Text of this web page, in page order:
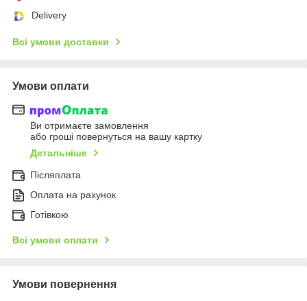
Delivery
Всі умови доставки
Умови оплати
Ви отримаєте замовлення
або гроші повернуться на вашу картку
Детальніше
Післяплата
Оплата на рахунок
Готівкою
Всі умови оплати
Умови повернення